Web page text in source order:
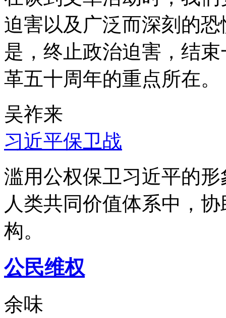
迫害以及广泛而深刻的
是，终止政治迫害，结
革五十周年的重点所在。
吴祚来
习近平保卫战
滥用公权保卫习近平的
人类共同价值体系中，
构。
公民维权
余味